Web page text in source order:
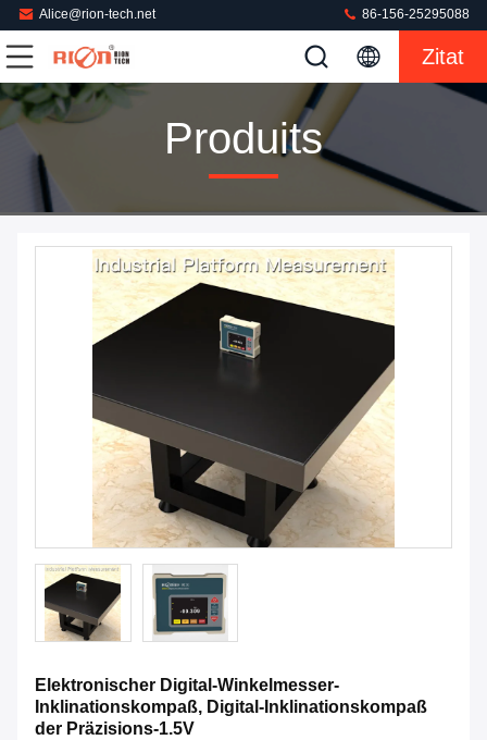
Alice@rion-tech.net 86-156-25295088
Zitat
Produits
Elektronischer Digital-Winkelmesser-
Inklinationskompaß, Digital-Inklinationskompaß
der Präzisions-1.5V